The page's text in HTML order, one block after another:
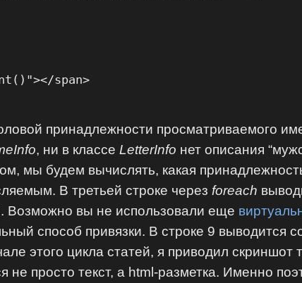
span>
принадлежности просматриваемого
, ни в классеLetterInfo нет описания
мы будем вычислять, какая
В третьей строке через foreach
Возможно вы не использовали еще
способ привязки. В строке 9 выводится
этого цикла статей, я приводил скриншот
не просто текст, а html-разметка. Именно